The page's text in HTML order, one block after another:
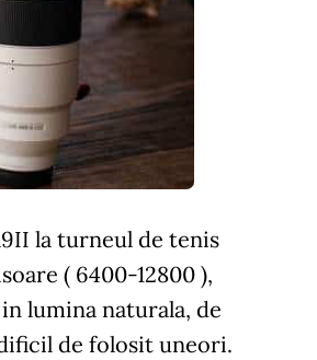
la turneul de tenis
( 6400-12800 ),
lumina naturala, de
de folosit uneori.